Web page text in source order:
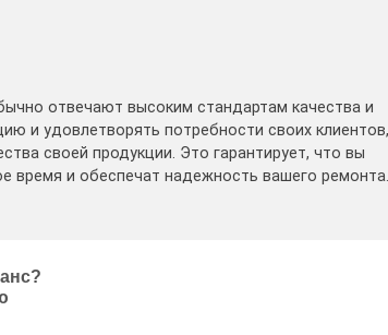
отвечают высоким стандартам качества и
и удовлетворять потребности своих клиентов,
своей продукции. Это гарантирует, что вы
время и обеспечат надежность вашего ремонта.